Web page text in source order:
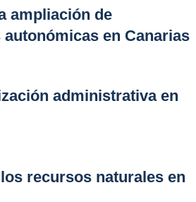
ampliación de
en Canarias
administrativa en
recursos naturales en